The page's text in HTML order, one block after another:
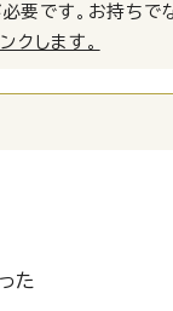
要です。お持ち
クします。
た